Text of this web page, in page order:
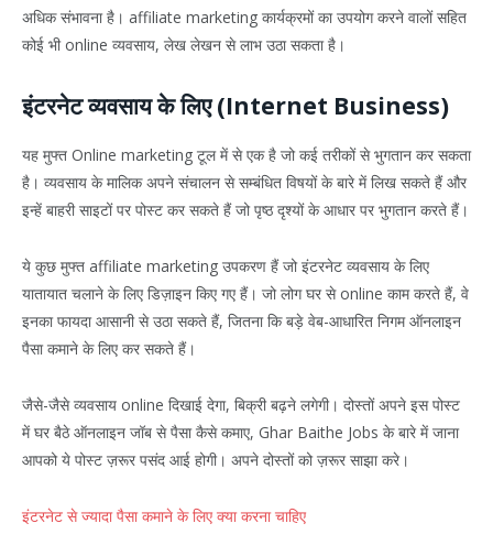
अधिक संभावना है। affiliate marketing कार्यक्रमों का उपयोग करने वालों सहित
कोई भी online व्यवसाय, लेख लेखन से लाभ उठा सकता है।
इंटरनेट व्यवसाय के लिए (Internet Business)
यह मुफ्त Online marketing टूल में से एक है जो कई तरीकों से भुगतान कर सकता
है। व्यवसाय के मालिक अपने संचालन से सम्बंधित विषयों के बारे में लिख सकते हैं और
इन्हें बाहरी साइटों पर पोस्ट कर सकते हैं जो पृष्ठ दृश्यों के आधार पर भुगतान करते हैं।
ये कुछ मुफ्त affiliate marketing उपकरण हैं जो इंटरनेट व्यवसाय के लिए
यातायात चलाने के लिए डिज़ाइन किए गए हैं। जो लोग घर से online काम करते हैं, वे
इनका फायदा आसानी से उठा सकते हैं, जितना कि बड़े वेब-आधारित निगम ऑनलाइन
पैसा कमाने के लिए कर सकते हैं।
जैसे-जैसे व्यवसाय online दिखाई देगा, बिक्री बढ़ने लगेगी। दोस्तों अपने इस पोस्ट
में घर बैठे ऑनलाइन जॉब से पैसा कैसे कमाए, Ghar Baithe Jobs के बारे में जाना
आपको ये पोस्ट ज़रूर पसंद आई होगी। अपने दोस्तों को ज़रूर साझा करे।
इंटरनेट से ज्यादा पैसा कमाने के लिए क्या करना चाहिए